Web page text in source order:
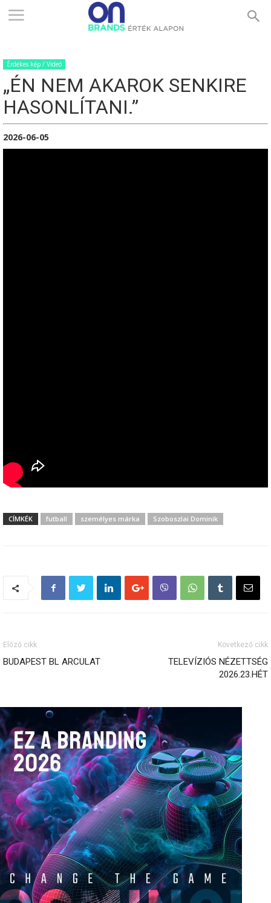
ONBRANDS
–
Érdekes kép / Videó
„ÉN NEM AKAROK SENKIRE
HASONLÍTANI.”
2026-06-05
CÍMKÉK futball személyes márka Szoboszlai Dominik
Előző cikk
BUDAPEST BL ARCULAT
Következő cikk
TELEVÍZIÓS NÉZETTSÉG
2026.23.HÉT